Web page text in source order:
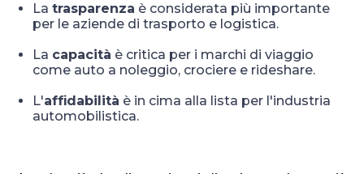
La trasparenza è considerata più importante
per le aziende di trasporto e logistica.
La capacità è critica per i marchi di viaggio
come auto a noleggio, crociere e rideshare.
L'affidabilità è in cima alla lista per l'industria
automobilistica.